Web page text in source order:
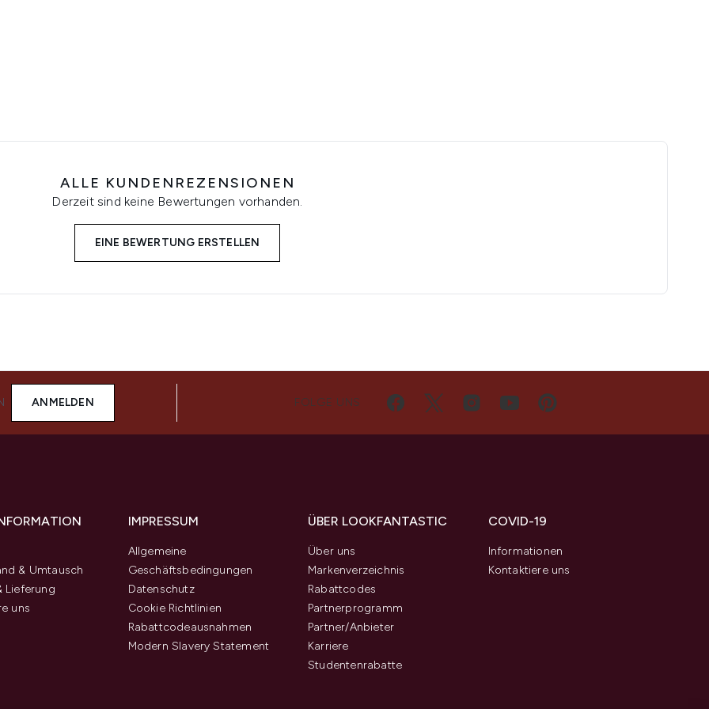
ALLE KUNDENREZENSIONEN
Derzeit sind keine Bewertungen vorhanden.
EINE BEWERTUNG ERSTELLEN
ANMELDEN FOLGE UNS
& Umtausch
Lieferung
uns
IMPRESSUM
Allgemeine
Geschäftsbedingungen
Datenschutz
Cookie Richtlinien
Rabattcodeausnahmen
Modern Slavery Statement
ÜBER LOOKFANTASTIC
Über uns
Markenverzeichnis
Rabattcodes
Partnerprogramm
Partner/Anbieter
Karriere
Studentenrabatte
COVID-19
Informationen
Kontaktiere uns